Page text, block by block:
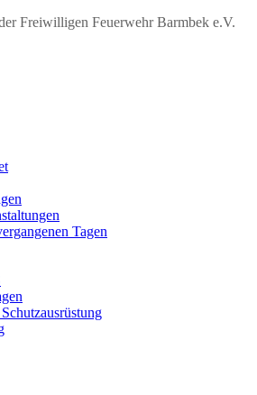
Freiwilligen Feuerwehr Barmbek e.V.
Tagen